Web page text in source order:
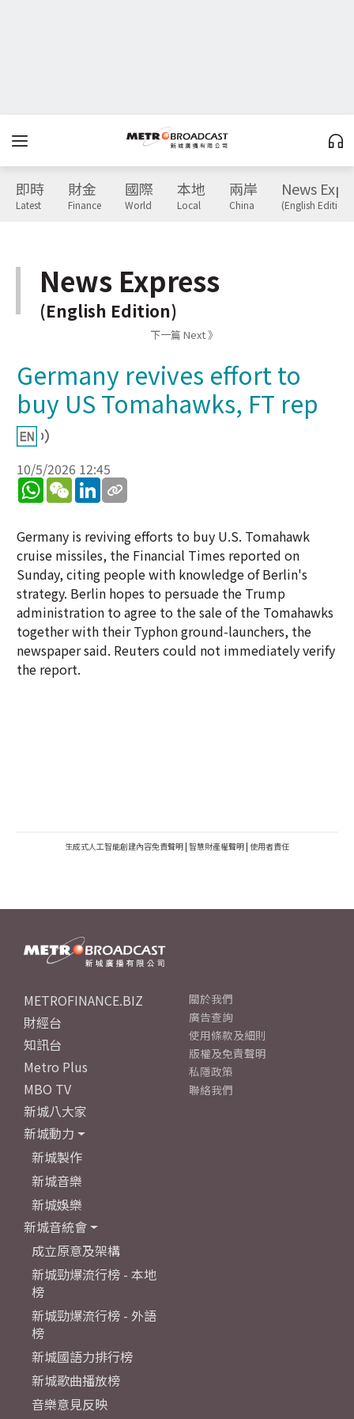
即時
Latest
財金
Finance
國際
World
本地
Local
兩岸
China
News
(English Edition)
News Express
(English Edition)
下一篇 Next 》
Germany revives effort to
buy US Tomahawks, FT rep
10/5/2026 12:45
WhatsApp
WeChatLinkedIn
Germany is reviving efforts to buy U.S. Tomahawk
cruise missiles, the Financial Times reported on
Sunday, citing people with knowledge of Berlin's
strategy. Berlin hopes to persuade the Trump
administration to agree to the sale of the Tomahawks
together with their Typhon ground-launchers, the
newspaper said. Reuters could not immediately verify
the report.
生成式人工智能創建內容免責聲明 | 智慧財產權聲明 | 使用者責任
METROFINANCE.BIZ
財經台
知訊台
Metro Plus
MBO TV
新城八大家
新城動力
新城製作
新城音樂
新城娛樂
新城音統會
成立原意及架構
新城勁爆流行榜 - 本地
榜
新城勁爆流行榜 - 外語
榜
新城國語力排行榜
新城歌曲播放榜
音樂意見反映
關於我們
廣告查詢
使用條款及細則
版權及免責聲明
私隱政策
聯絡我們